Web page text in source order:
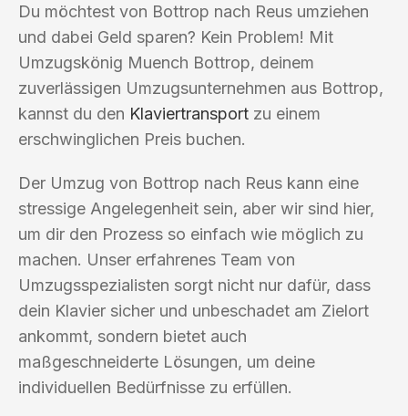
Du möchtest von Bottrop nach Reus umziehen
und dabei Geld sparen? Kein Problem! Mit
Umzugskönig Muench Bottrop, deinem
zuverlässigen Umzugsunternehmen aus Bottrop,
kannst du den Klaviertransport zu einem
erschwinglichen Preis buchen.
Der Umzug von Bottrop nach Reus kann eine
stressige Angelegenheit sein, aber wir sind hier,
um dir den Prozess so einfach wie möglich zu
machen. Unser erfahrenes Team von
Umzugsspezialisten sorgt nicht nur dafür, dass
dein Klavier sicher und unbeschadet am Zielort
ankommt, sondern bietet auch
maßgeschneiderte Lösungen, um deine
individuellen Bedürfnisse zu erfüllen.